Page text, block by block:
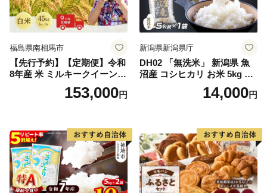
福島県南相馬市
【先行予約】【定期便】令和
8年産 米 ミルキークイーン
白米 45kg (5kg×9回) | ミルキ
ークイーン 米5kg 福島 福島
福島県 南相馬市 cu006-ae
153,000円
新潟県新潟県庁
DH02 「無洗米」 新潟県 魚
沼産 コシヒカリ お米 5kg こ
しひかり 精米 米（お米の美
味しい炊き方ガイド付き）
14,000円